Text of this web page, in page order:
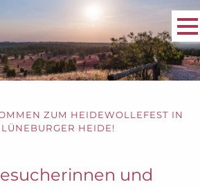
ZUM HEIDEWOLLEFEST IN
HEIDE!
und